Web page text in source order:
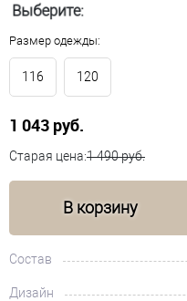
Выберите:
Размер одежды:
116 120
1 043 руб.
Старая цена:1 490 руб.
В корзину
Состав
Дизайн